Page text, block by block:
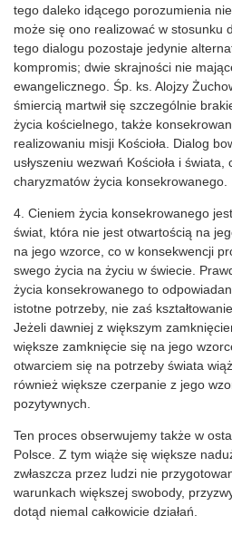
tego daleko idącego porozumienia
może się ono realizować w stosunku
tego dialogu pozostaje jedynie
kompromis; dwie skrajności nie
ewangelicznego. Śp. ks. Alojzy
śmiercią martwił się szczególnie
życia kościelnego, także
realizowaniu misji Kościoła. Dialog
usłyszeniu wezwań Kościoła i
charyzmatów życia konsekrowanego.
4. Cieniem życia konsekrowanego
świat, która nie jest otwartością na
na jego wzorce, co w konsekwencji
swego życia na życiu w świecie.
życia konsekrowanego to
istotne potrzeby, nie zaś
Jeżeli dawniej z większym
większe zamknięcie się na jego
otwarciem się na potrzeby świata
również większe czerpanie z jego
pozytywnych.
Ten proces obserwujemy także w
Polsce. Z tym wiąże się większe
zwłaszcza przez ludzi nie
warunkach większej swobody,
dotąd niemal całkowicie działań.